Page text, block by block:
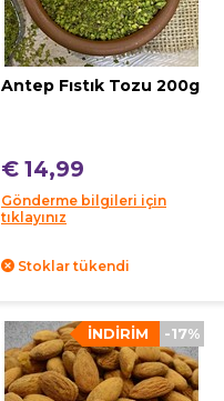
Antep Fıstık Tozu 200g
€ 14,99
Gönderme bilgileri için
tıklayınız
Stoklar tükendi
-17%
İNDIRIM